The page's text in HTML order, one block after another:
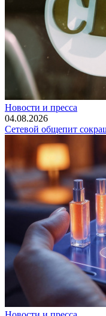
Новости и пресса
04.08.2026
Сетевой общепит